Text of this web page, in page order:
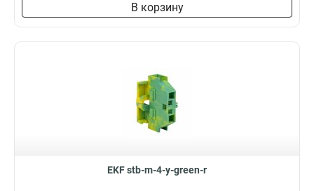
В корзину
EKF stb-m-4-y-green-r